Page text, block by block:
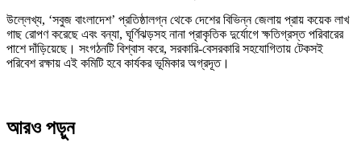
উল্লেখ্য, ‘সবুজ বাংলাদেশ’ প্রতিষ্ঠালগ্ন থেকে দেশের বিভিন্ন জেলায় প্রায় কয়েক লাখ
গাছ রোপণ করেছে এবং বন্যা, ঘূর্ণিঝড়সহ নানা প্রাকৃতিক দুর্যোগে ক্ষতিগ্রস্ত পরিবারের
পাশে দাঁড়িয়েছে। সংগঠনটি বিশ্বাস করে, সরকারি-বেসরকারি সহযোগিতায় টেকসই
পরিবেশ রক্ষায় এই কমিটি হবে কার্যকর ভূমিকার অগ্রদূত।
আরও পড়ুন